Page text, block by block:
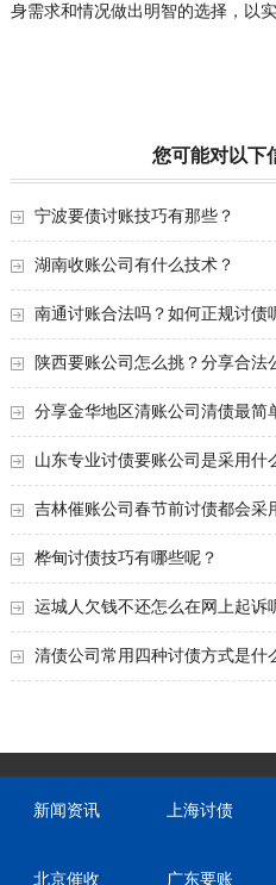
身需求和情况做出明智的选择，以
您可能对以下
宁波要债讨账技巧有那些？
湖南收账公司有什么技术？
南通讨账合法吗？如何正规讨债
陕西要账公司怎么挑？分享合法
分享金华地区清账公司清债最简
山东专业讨债要账公司是采用什
年讨债必须具备技巧
吉林催账公司春节前讨债都会采
桦甸讨债技巧有哪些呢？
运城人欠钱不还怎么在网上起诉
清债公司常用四种讨债方式是什
新闻资讯 上海讨债
北京催收 广东要账